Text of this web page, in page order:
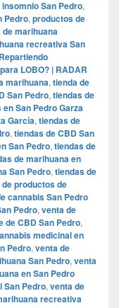
San Pedro,
Pedro, productos de
marihuana
recreativa San
Repartiendo
LOBO? | RADAR
marihuana, tienda de
San Pedro, tiendas de
San Pedro Garza
García, tiendas de
, tiendas de CBD San
San Pedro, tiendas de
de marihuana en
San Pedro, tiendas de
productos de
cannabis San Pedro
Pedro, venta de
de CBD San Pedro,
medicinal en
Pedro, venta de
San Pedro, venta
en San Pedro
San Pedro, venta de
recreativa